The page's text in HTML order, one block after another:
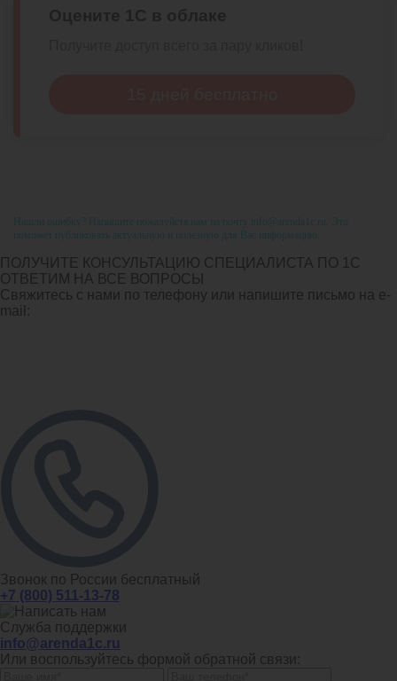
Нашли ошибку? Напишите пожалуйста нам на почту info@arenda1c.ru. Это
поможет публиковать актуальную и полезную для Вас информацию.
ПОЛУЧИТЕ КОНСУЛЬТАЦИЮ СПЕЦИАЛИСТА ПО 1С
ОТВЕТИМ НА ВСЕ ВОПРОСЫ
Свяжитесь с нами по телефону или напишите письмо на e-
mail:
Звонок по России бесплатный
+7 (800) 511-13-78
Служба поддержки
info@arenda1c.ru
Или воспользуйтесь формой обратной связи: